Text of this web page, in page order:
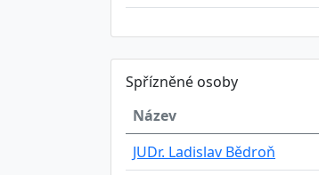
Spřízněné osoby
Název
JUDr. Ladislav Bědroň